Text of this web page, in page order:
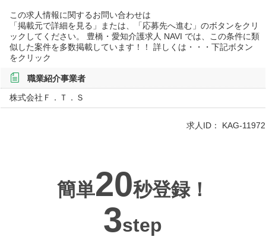
この求人情報に関するお問い合わせは
「掲載元で詳細を見る」または、「応募先へ進む」のボタンをクリ
ックしてください。 豊橋・愛知介護求人 NAVI では、この条件に類
似した案件を多数掲載しています！！ 詳しくは・・・下記ボタン
をクリック
職業紹介事業者
株式会社Ｆ．Ｔ．Ｓ
求人ID： KAG-11972
簡単20秒登録！
3step